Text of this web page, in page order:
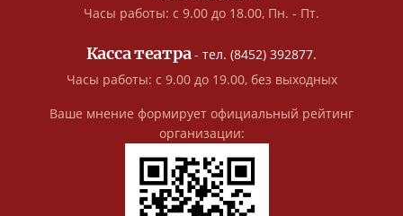
Часы работы: с 9.00 до 18.00, Пн. - Пт.
Касса театра- тел. (8452) 392877.
Часы работы: с 9.00 до 19.00, без выходных
Ваше мнение формирует официальный рейтинг
организации: